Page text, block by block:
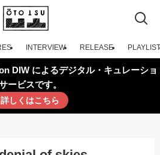
INTERVIEW RELEASE PLAYLIST
DIW によるデジタル・キュレーショ
ービスです。
詳しくはこちら